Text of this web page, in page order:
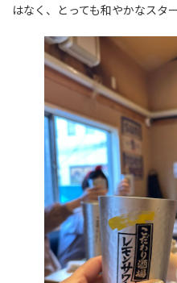
はなく、とっても和やかなスタ